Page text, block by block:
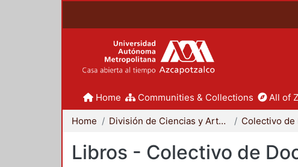
Home Communities & Collections All of
Home División de Ciencias y Artes para el Diseño
Libros - Colectivo de